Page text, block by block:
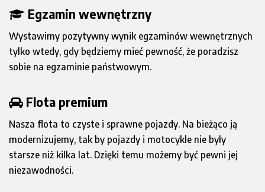
Egzamin wewnętrzny
Wystawimy pozytywny wynik egzaminów wewnętrznych
tylko wtedy, gdy będziemy mieć pewność, że poradzisz
sobie na egzaminie państwowym.
Flota premium
Nasza flota to czyste i sprawne pojazdy. Na bieżąco ją
modernizujemy, tak by pojazdy i motocykle nie były
starsze niż kilka lat. Dzięki temu możemy być pewni jej
niezawodności.